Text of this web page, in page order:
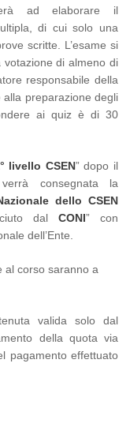
ad elaborare il
di cui solo una
scritte. L’esame si
di almeno di
responsabile della
preparazione degli
ai quiz è di 30
livello CSEN” dopo il
consegnata la
dello CSEN
dalCONI” con
dell’Ente.
al corso saranno a
valida solo dal
della quota via
pagamento effettuato